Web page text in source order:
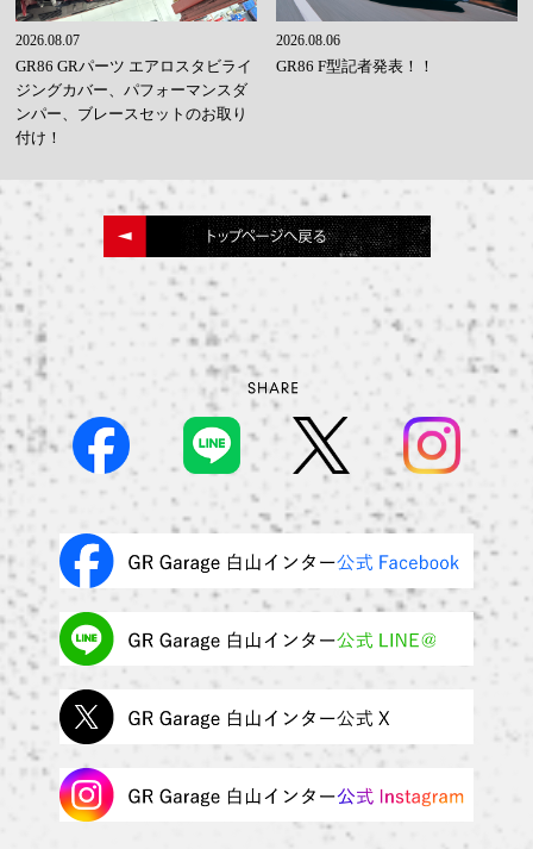
2026.08.07
GR86 GRパーツ エアロスタビライ
ジングカバー、パフォーマンスダ
ンパー、ブレースセットのお取り
付け！
2026.08.06
GR86 F型記者発表！！